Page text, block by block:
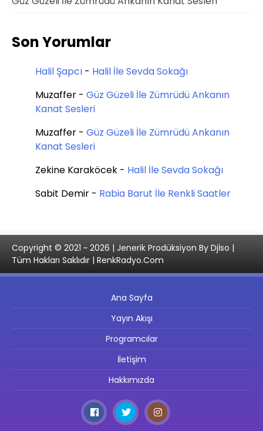
Son Yorumlar
Halil Şapcı - Halil İle Sevda Sokağı
Muzaffer - Güz Güzeli İle Zümrüdü Ankanın
Kanat Sesleri
Muzaffer - Güz Güzeli İle Zümrüdü Ankanın
Kanat Sesleri
Zekine Karaköcek - Halil İle Sevda Sokağı
Sabit Demir - Rabia Barut İle Renkli Saatler
Copyright © 2021 ~ 2026 | Jenerik Prodüksiyon By Djİso |
Tüm Hakları Saklıdır | RenkRadyo.Com
Ana Sayfa
Yayın Akışı
Programcılar
İletişim
Hakkımızda